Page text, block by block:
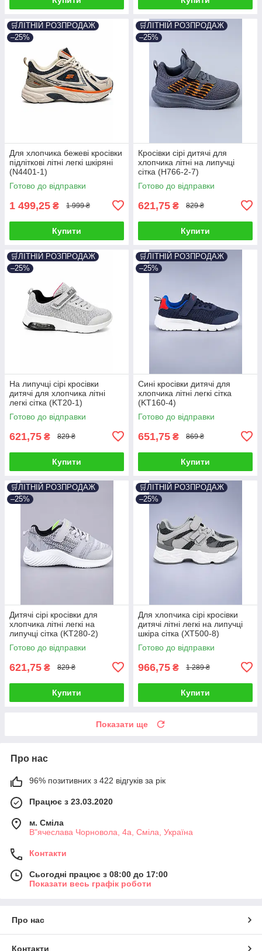
🛒ЛІТНІЙ РОЗПРОДАЖ
–25%
Для хлопчика бежеві кросівки
підліткові літні легкі шкіряні
(N4401-1)
Готово до відправки
1 499,25 ₴ 1 999 ₴
Купити
🛒ЛІТНІЙ РОЗПРОДАЖ
–25%
Кросівки сірі дитячі для
хлопчика літні на липучці
сітка (H766-2-7)
Готово до відправки
621,75 ₴ 829 ₴
Купити
🛒ЛІТНІЙ РОЗПРОДАЖ
–25%
На липучці сірі кросівки
дитячі для хлопчика літні
легкі сітка (KT20-1)
Готово до відправки
621,75 ₴ 829 ₴
Купити
🛒ЛІТНІЙ РОЗПРОДАЖ
–25%
Сині кросівки дитячі для
хлопчика літні легкі сітка
(KT160-4)
Готово до відправки
651,75 ₴ 869 ₴
Купити
🛒ЛІТНІЙ РОЗПРОДАЖ
–25%
Дитячі сірі кросівки для
хлопчика літні легкі на
липучці сітка (KT280-2)
Готово до відправки
621,75 ₴ 829 ₴
Купити
🛒ЛІТНІЙ РОЗПРОДАЖ
–25%
Для хлопчика сірі кросівки
дитячі літні легкі на липучці
шкіра сітка (XT500-8)
Готово до відправки
966,75 ₴ 1 289 ₴
Купити
Показати ще
Про нас
96% позитивних з 422 відгуків за рік
Працює з 23.03.2020
м. Сміла
В"ячеслава Чорновола, 4а, Сміла, Україна
Контакти
Сьогодні працює з 08:00 до 17:00
Показати весь графік роботи
Про нас
Контакти